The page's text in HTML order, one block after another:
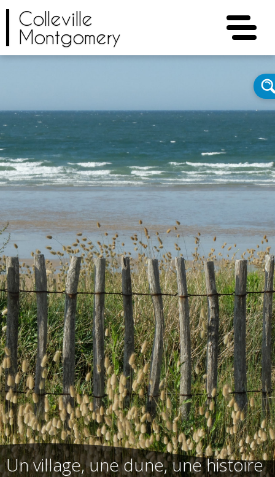
Colleville
Montgomery
Un village, une dune, une histoire